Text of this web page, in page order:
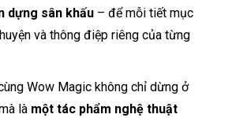
dựng sân khấu– để mỗi tiết mục
và thông điệp riêng của từng
Wow Magic không chỉ dừng ở
là một tác phẩm nghệ thuật